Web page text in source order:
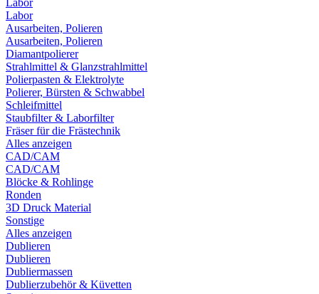
Labor
Labor
Ausarbeiten, Polieren
Ausarbeiten, Polieren
Diamantpolierer
Strahlmittel & Glanzstrahlmittel
Polierpasten & Elektrolyte
Polierer, Bürsten & Schwabbel
Schleifmittel
Staubfilter & Laborfilter
Fräser für die Frästechnik
Alles anzeigen
CAD/CAM
CAD/CAM
Blöcke & Rohlinge
Ronden
3D Druck Material
Sonstige
Alles anzeigen
Dublieren
Dublieren
Dubliermassen
Dublierzubehör & Küvetten